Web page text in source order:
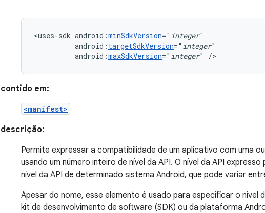
<uses-sdk android:minSdkVersion=" integer
android: targetSdkVersion=" integer
android:maxSdkVersion=" integer" />
contido em:
<manifest>
descrição:
Permite expressar a compatibilidade de um aplicativo com uma
usando um número inteiro de nível da API. O nível da API
nível da API de determinado sistema Android, que pode variar
Apesar do nome, esse elemento é usado para especificar o nível
kit de desenvolvimento de software (SDK) ou da plataforma